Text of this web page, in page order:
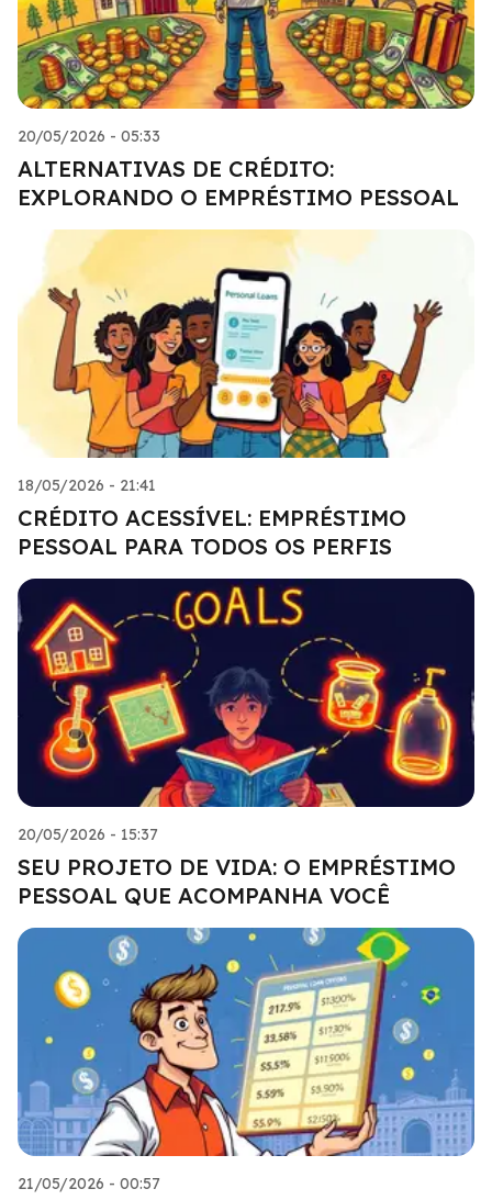
20/05/2026 - 05:33
ALTERNATIVAS DE CRÉDITO:
EXPLORANDO O EMPRÉSTIMO PESSOAL
18/05/2026 - 21:41
CRÉDITO ACESSÍVEL: EMPRÉSTIMO
PESSOAL PARA TODOS OS PERFIS
20/05/2026 - 15:37
SEU PROJETO DE VIDA: O EMPRÉSTIMO
PESSOAL QUE ACOMPANHA VOCÊ
21/05/2026 - 00:57